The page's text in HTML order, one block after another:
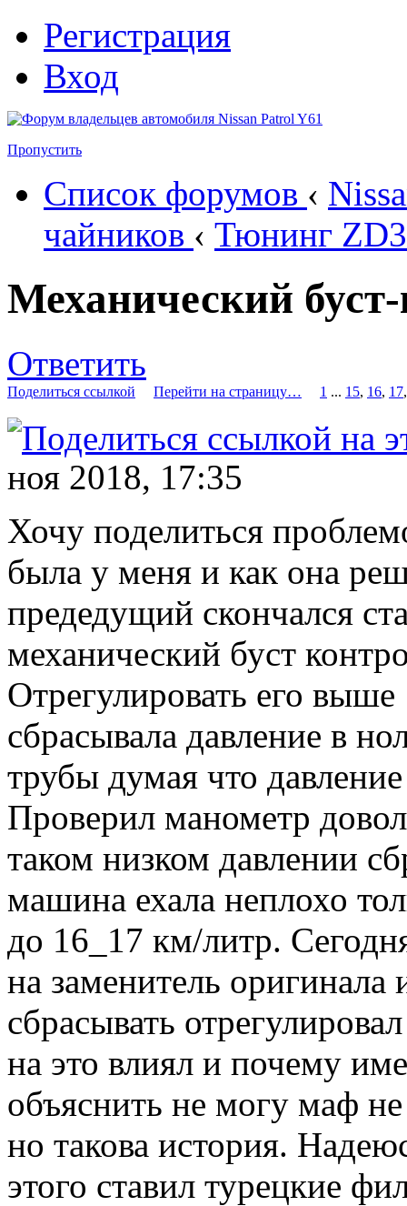
Регистрация
Вход
Пропустить
Список форумов ‹
чайников ‹ Тюнинг
Механический
Ответить
Поделиться ссылкой Перейти на страницу… 1 ... 15, 16, 17
ноя 2018, 17:35
Хочу поделиться
была у меня и как она
предедущий скончался
механический буст
Отрегулировать его
сбрасывала давление в
трубы думая что
Проверил манометр
таком низком давлении
машина ехала неплохо
до 16_17 км/литр.
на заменитель
сбрасывать
на это влиял и почему
объяснить не могу маф
но такова история.
этого ставил турецкие